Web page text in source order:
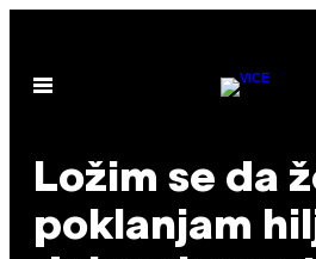
садржај
Otvori
Ložim se da
poklanjam